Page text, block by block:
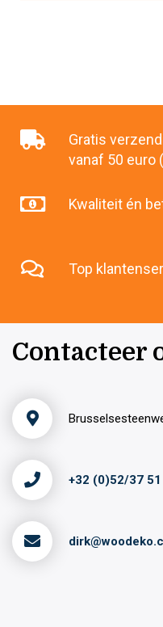
Gratis
vanaf 50 euro
Kwaliteit én
Top
Contacteer
+32 (0)52/37 51